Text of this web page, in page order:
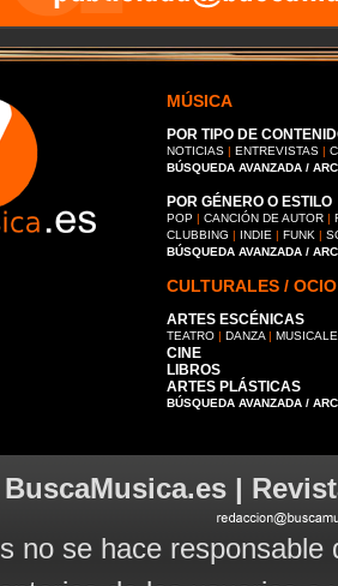
MÚSICA
POR TIPO DE
NOTICIAS | ENTREVISTAS |
BÚSQUEDA AVANZADA /
POR GÉNERO O ESTILO
POP | CANCIÓN DE AUTOR |
CLUBBING | INDIE | FUNK |
BÚSQUEDA AVANZADA /
CULTURALES / OCIO
ARTES ESCÉNICAS
TEATRO | DANZA |
CINE
LIBROS
ARTES PLÁSTICAS
BÚSQUEDA AVANZADA /
BuscaMusica.es |
no se hace